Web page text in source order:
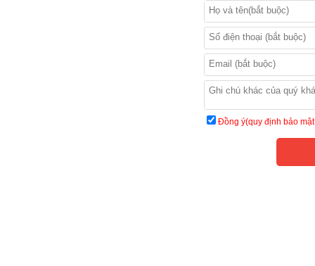
Đồng ý(quy định bảo